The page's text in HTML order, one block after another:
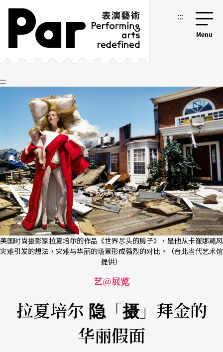
跳到主要内容区块
网站导览 :::
:::
美国时尚摄影家拉夏培尔的作品《世界尽头的房子》，是他从卡崔娜飓风
灾难引发的想法，灾难与华丽的场景形成强烈的对比。（台北当代艺术馆
提供）
艺@展览
拉夏培尔 隐「摄」拜金的
华丽假面